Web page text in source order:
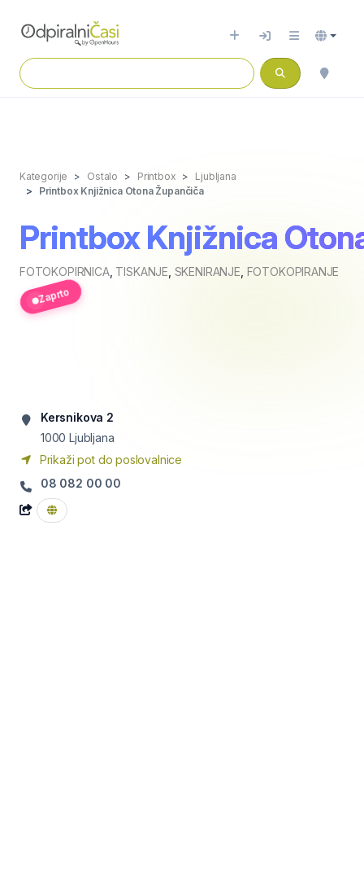
Kategorije Ostalo Printbox
Ljubljana
Printbox Knjižnica Otona Župančiča
Printbox Knjižnica
FOTOKOPIRNICA, TISKANJE SKENIRANJE FOTOKOPIRANJE
Zaprto
Kersnikova 2
1000 Ljubljana
Prikaži pot do poslovalnice
08 082 00 00